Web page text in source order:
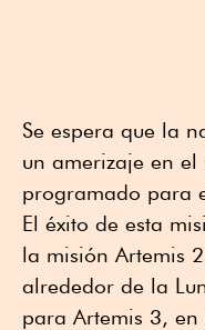
Se espera que la
un amerizaje en el
programado para
El éxito de esta
la misión Artemis
alrededor de la
para Artemis 3,